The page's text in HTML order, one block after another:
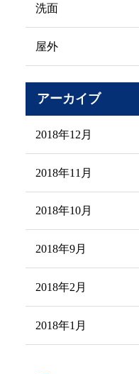
洗面
屋外
アーカイブ
2018年12月
2018年11月
2018年10月
2018年9月
2018年2月
2018年1月